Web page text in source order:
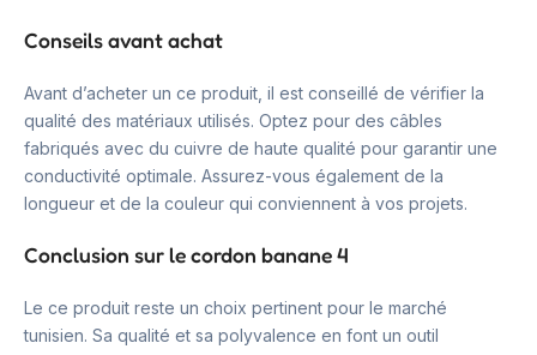
Conseils avant achat
Avant d’acheter un ce produit, il est conseillé de vérifier la
qualité des matériaux utilisés. Optez pour des câbles
fabriqués avec du cuivre de haute qualité pour garantir une
conductivité optimale. Assurez-vous également de la
longueur et de la couleur qui conviennent à vos projets.
Conclusion sur le cordon banane 4
Le ce produit reste un choix pertinent pour le marché
tunisien. Sa qualité et sa polyvalence en font un outil